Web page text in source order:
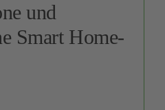
und
Smart Home-